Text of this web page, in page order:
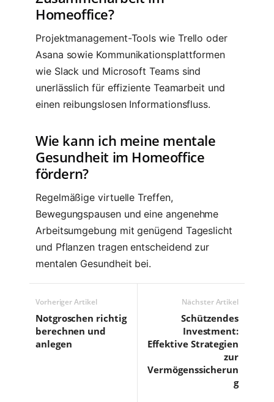
Homeoffice?
Projektmanagement-Tools wie Trello oder
Asana sowie Kommunikationsplattformen
wie Slack und Microsoft Teams sind
unerlässlich für effiziente Teamarbeit und
einen reibungslosen Informationsfluss.
Wie kann ich meine mentale
Gesundheit im Homeoffice
fördern?
Regelmäßige virtuelle Treffen,
Bewegungspausen und eine angenehme
Arbeitsumgebung mit genügend Tageslicht
und Pflanzen tragen entscheidend zur
mentalen Gesundheit bei.
Vorheriger Artikel
Notgroschen richtig
berechnen und
anlegen
Nächster Artikel
Schützendes
Investment:
Effektive Strategien
zur
Vermögenssicherun
g